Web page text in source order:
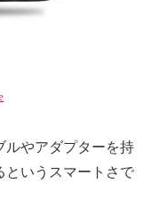
ルやアダプターを持
というスマートさで